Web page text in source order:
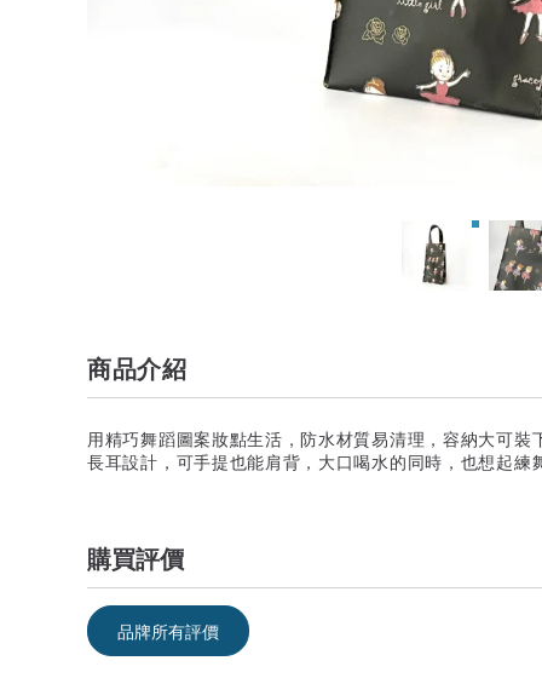
商品介紹
用精巧舞蹈圖案妝點生活，防水材質易清理，容納大可裝
長耳設計，可手提也能肩背，大口喝水的同時，也想起練
購買評價
品牌所有評價